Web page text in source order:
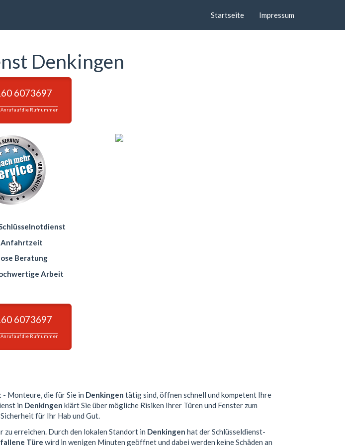
Startseite Impressum
Denkingen
6073697
Anruf auf die Rufnummer
Anfahrtzeit
Beratung
Arbeit
6073697
Anruf auf die Rufnummer
- Monteure, die für Sie in Denkingen tätig sind, öffnen schnell und kompetent Ihre
in Denkingen klärt Sie über mögliche Risiken Ihrer Türen und Fenster zum
für Ihr Hab und Gut.
zu erreichen. Durch den lokalen Standort in Denkingen hat der Schlüsseldienst-
Türe wird in wenigen Minuten geöffnet und dabei werden keine Schäden an